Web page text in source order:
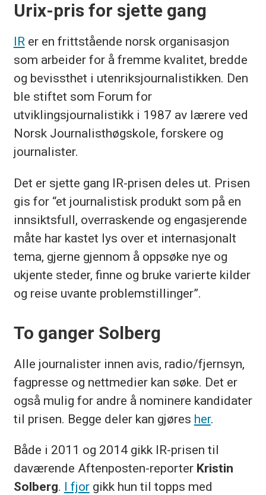
Urix-pris for sjette gang
IRer en frittstående norsk organisasjon
som arbeider for å fremme kvalitet, bredde
og bevissthet i utenriksjournalistikken. Den
ble stiftet som Forum for
utviklingsjournalistikk i 1987 av lærere ved
Norsk Journalisthøgskole, forskere og
journalister.
Det er sjette gang IR-prisen deles ut. Prisen
gis for “et journalistisk produkt som på en
innsiktsfull, overraskende og engasjerende
måte har kastet lys over et internasjonalt
tema, gjerne gjennom å oppsøke nye og
ukjente steder, finne og bruke varierte kilder
og reise uvante problemstillinger”.
To ganger Solberg
Alle journalister innen avis, radio/fjernsyn,
fagpresse og nettmedier kan søke. Det er
også mulig for andre å nominere kandidater
til prisen. Begge deler kan gjøres her.
Både i 2011 og 2014 gikk IR-prisen til
daværende Aftenposten-reporter Kristin
Solberg. I fjorgikk hun til topps med